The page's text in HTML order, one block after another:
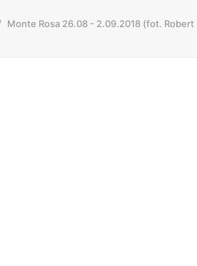
Monte Rosa 26.08 - 2.09.2018 (fot. Robert